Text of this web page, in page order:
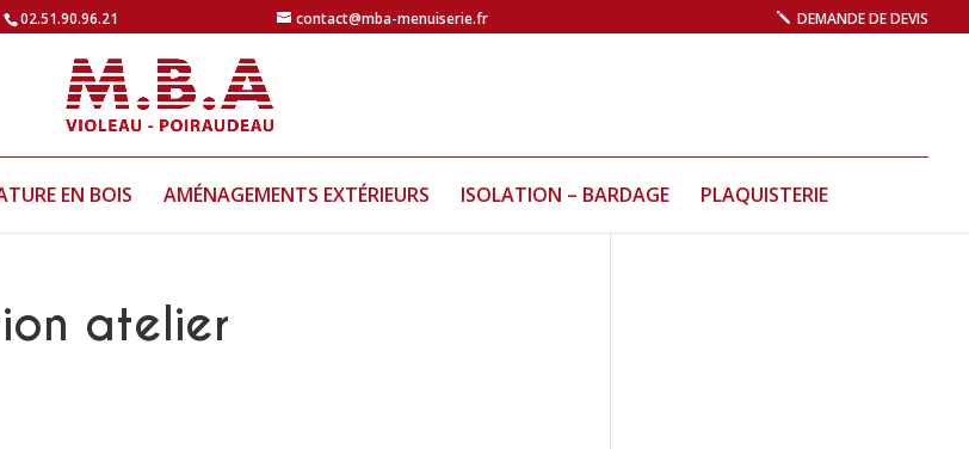
02.51.90.96.21 contact@mba-menuiserie.fr DEMANDE DE DEVIS
EN BOIS AMÉNAGEMENTS EXTÉRIEURS ISOLATION – BARDAGE PLAQUISTERIE
atelier